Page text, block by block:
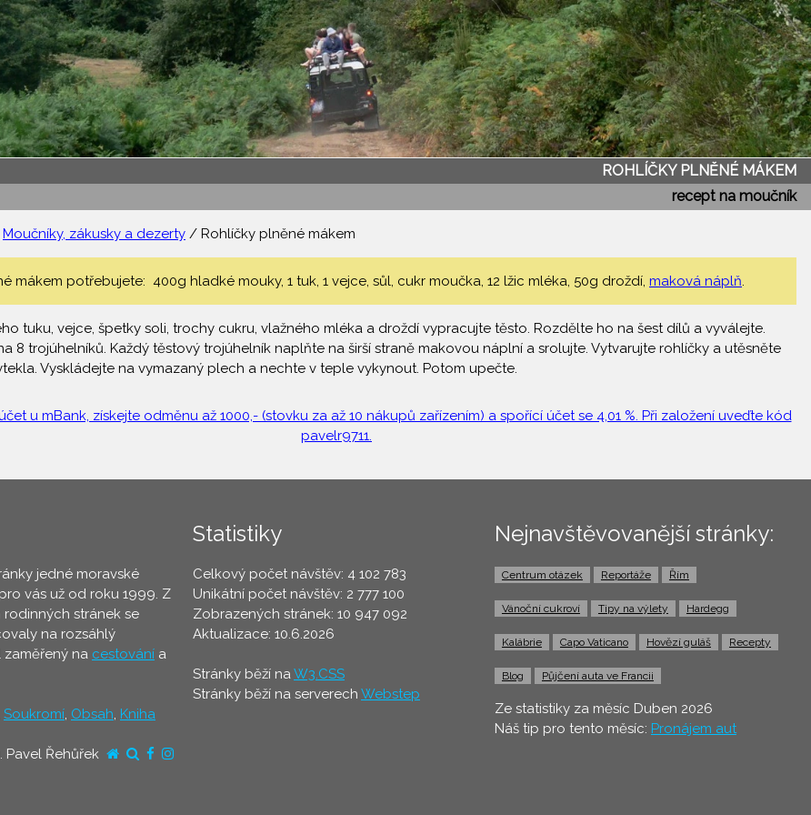
ROHLÍČKY PLNĚNÉ MÁKEM
recept na moučník
Moučníky, zákusky a dezerty / Rohlíčky plněné mákem
mákem potřebujete: 400g hladké mouky, 1 tuk, 1 vejce, sůl, cukr moučka, 12 lžic mléka, 50g droždí, maková náplň.
tuku, vejce, špetky soli, trochy cukru, vlažného mléka a droždí vypracujte těsto. Rozdělte ho na šest dílů a vyválejte.
8 trojúhelníků. Každý těstový trojúhelník naplňte na širší straně makovou náplní a srolujte. Vytvarujte rohlíčky a utěsněte
Vyskládejte na vymazaný plech a nechte v teple vykynout. Potom upečte.
u mBank, získejte odměnu až 1000,- (stovku za až 10 nákupů zařízením) a spořící účet se 4,01 %. Při založení uveďte kód
pavelr9711.
jedné moravské
vás už od roku 1999. Z
stránek se
na rozsáhlý
na cestování a
Soukromí, Obsah, Kniha
Řehůřek
Statistiky
Celkový počet návštěv: 4 102 783
Unikátní počet návštěv: 2 777 100
Zobrazených stránek: 10 947 092
Aktualizace: 10.6.2026
Stránky běží naW3.CSS
Stránky běží na serverech Webstep
Nejnavštěvovanější stránky:
Centrum otázek Reportáže Řím
Vánoční cukroví Tipy na výlety Hardegg
Kalábrie Capo Vaticano Hovězí guláš Recepty
Blog Půjčení auta ve Francii
Ze statistiky za měsíc Duben 2026
Náš tip pro tento měsíc: Pronájem aut